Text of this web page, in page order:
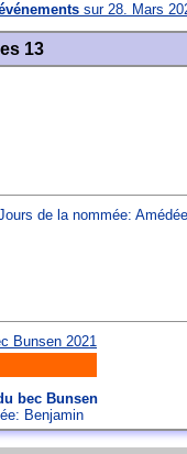
sur 28. Mars
13
de la nommée: Amédée
bec Bunsen
Benjamin